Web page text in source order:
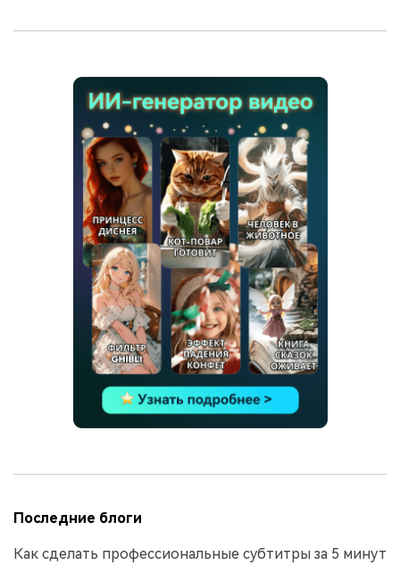
Последние блоги
Как сделать профессиональные субтитры за 5 минут